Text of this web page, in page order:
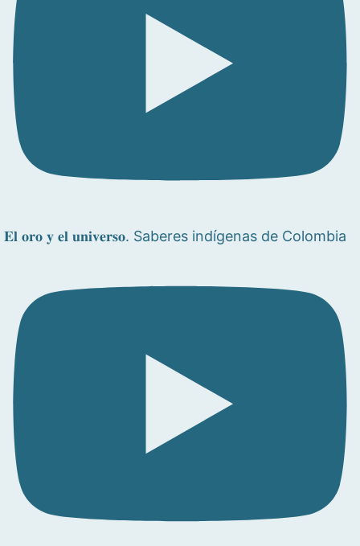
𝐄𝐥 𝐨𝐫𝐨 𝐲 𝐞𝐥 𝐮𝐧𝐢𝐯𝐞𝐫𝐬𝐨. Saberes indígenas de Colombia